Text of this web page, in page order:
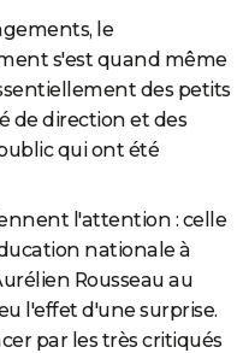
le
s'est quand même
des petits
de direction et des
qui ont été
l'attention : celle
nationale à
Rousseau au
l'effet d'une surprise.
par les très critiqués